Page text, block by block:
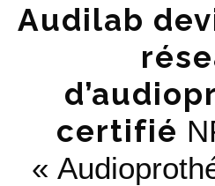
Audilab
certifié
«